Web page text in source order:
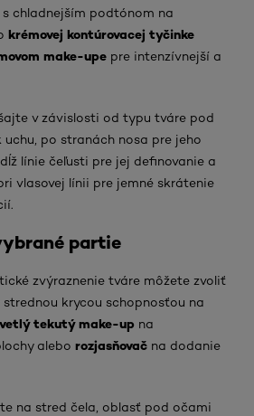
s chladnejším podtónom na
krémovej kontúrovacej tyčinke
make-upe pre intenzívnejší a
v závislosti od typu tváre pod
po stranách nosa pre jeho
línie čeľusti pre jej definovanie a
vlasovej línii pre jemné skrátenie
partie
zvýraznenie tváre môžete zvoliť
strednou krycou schopnosťou na
tekutý make-up na
alebo rozjasňovač na dodanie
na stred čela, oblasť pod očami